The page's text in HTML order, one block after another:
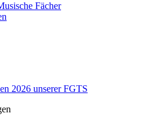
Fächer
2026 unserer FGTS